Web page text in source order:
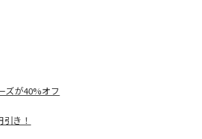
ズが40%オフ
き！